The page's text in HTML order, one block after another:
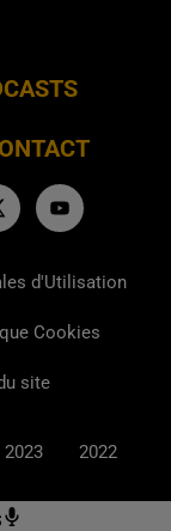
d'Utilisation
Cookies
site
2023 2022